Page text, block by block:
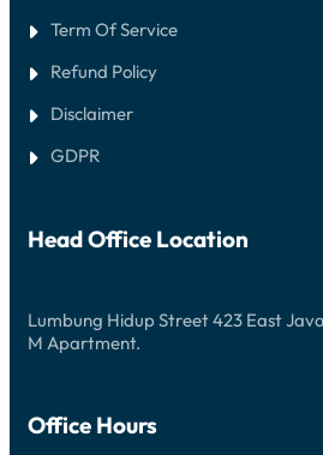
Term Of Service
Refund Policy
Disclaimer
GDPR
Head Office Location
Lumbung Hidup Street 423 East
M Apartment.
Office Hours